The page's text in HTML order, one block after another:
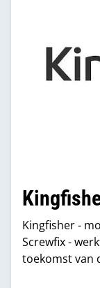
Kingfisher -
Screwfix -
toekomst van